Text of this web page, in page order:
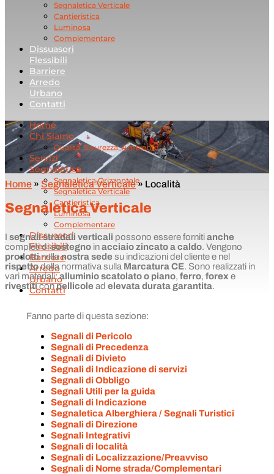
Segnaletica Verticale
Cantieristica
Luminosa
Complementare
Dissuasori
Flessibili
Barriere
Arredo
Urbano
Contatti
Home
Chi Siamo
Qualità, Sicurezza, Ambiente
Servizi
Segnaletica
Segnaletica Orizzontale
Segnaletica Verticale
Cantieristica
Luminosa
Complementare
Dissuasori
Flessibili
Barriere
Arredo
Urbano
Contatti
Home » Segnaletica Verticale» Località
Segnaletica Verticale
I segnali stradali verticali possono essere fornitianche
completi disostegno inacciaio zincato a caldo. Vengono
prodottinellanostra sede su indicazioni del cliente e nel
rispettodella normativa sulla Marcatura CE. Sono realizzati in
vari materiali:alluminio scatolatoo piano, ferro, forex e
rivestiticonpellicole ad elevatadurata garantita.
Fanno parte di questa sezione:
Segnali di Pericolo
Segnali di Precedenza
Segnali di Divieto
Segnali di Indicazione di servizi
Segnali di Obbligo
Segnali Utili per la guida
Segnali di Indicazione
Segnaletica Alberghiera / Segnali Turistici
Segnali di Direzione
Segnali Integrativi
Segnali di località
Segnali di Localizzazione/Preavviso
Segnali di Nome strada/Complementari